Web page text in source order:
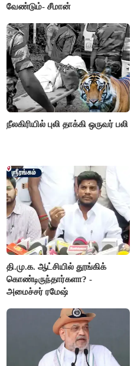
வேண்டும்- சீமான்
நீலகிரியில் புலி தாக்கி ஒருவர் பலி
தி.மு.க. ஆட்சியில் தூங்கிக்
கொண்டிருந்தார்களா? -
அமைச்சர் ரமேஷ்